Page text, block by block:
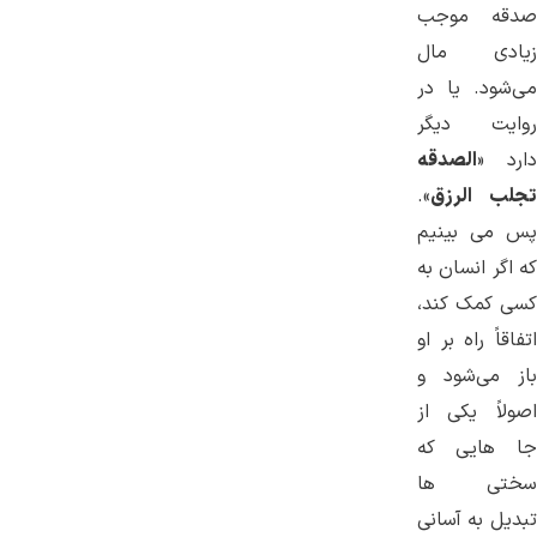
صدقه موجب
زيادى مال
مى‌شود. یا در
روایت دیگر
دارد «الصدقه
تجلب الرزق».
پس می بینیم
که اگر انسان به
کسی کمک کند،
اتفاقاً راه بر او
باز می‌شود و
اصولاً یکی از
جا هایی که
سختی ها
تبدیل به آسانی